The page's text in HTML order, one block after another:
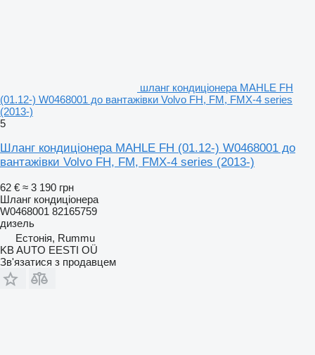
шланг кондиціонера MAHLE FH
(01.12-) W0468001 до вантажівки Volvo FH, FM, FMX-4 series
(2013-)
5
Шланг кондиціонера MAHLE FH (01.12-) W0468001 до
вантажівки Volvo FH, FM, FMX-4 series (2013-)
62 € ≈ 3 190 грн
Шланг кондиціонера
W0468001 82165759
дизель
Естонія, Rummu
KB AUTO EESTI OÜ
Зв'язатися з продавцем